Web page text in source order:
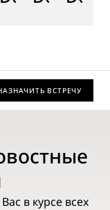
ВСТРЕЧУ
в курсе всех